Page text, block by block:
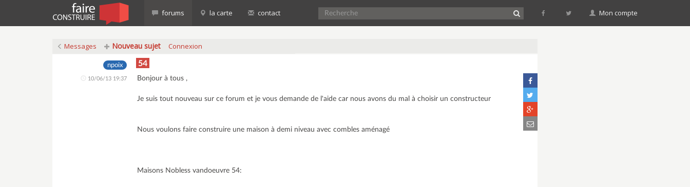
forums la carte contact Mon compte
Messages Nouveau sujet Connexion
npoix
10/06/13 19:37
54
Bonjour à tous ,
Je suis tout nouveau sur ce forum et je vous demande de l'aide car nous avons du mal à choisir un constructeur
Nous voulons faire construire une maison à demi niveau avec combles aménagé
Maisons Nobless vandoeuvre 54: